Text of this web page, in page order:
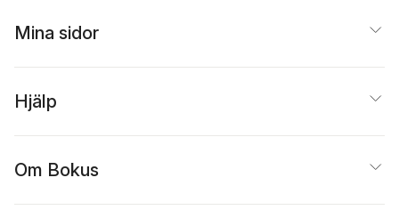
Mina sidor
Hjälp
Om Bokus